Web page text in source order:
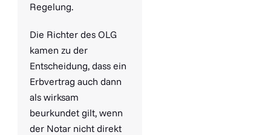
Regelung.
Die Richter des OLG
kamen zu der
Entscheidung, dass ein
Erbvertrag auch dann
als wirksam
beurkundet gilt, wenn
der Notar nicht direkt